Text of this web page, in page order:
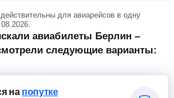
для авиарейсов в одну
авиабилеты Берлин –
следующие варианты:
на попутке